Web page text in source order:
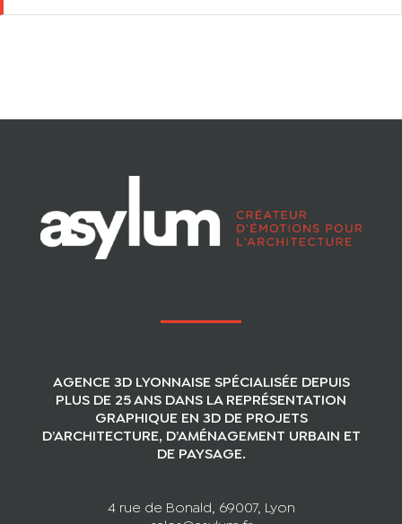
AGENCE 3D LYONNAISE SPÉCIALISÉE DEPUIS
PLUS DE 25 ANS DANS LA REPRÉSENTATION
GRAPHIQUE EN 3D DE PROJETS
D’ARCHITECTURE, D’AMÉNAGEMENT URBAIN ET
DE PAYSAGE.
4 rue de Bonald, 69007, Lyon